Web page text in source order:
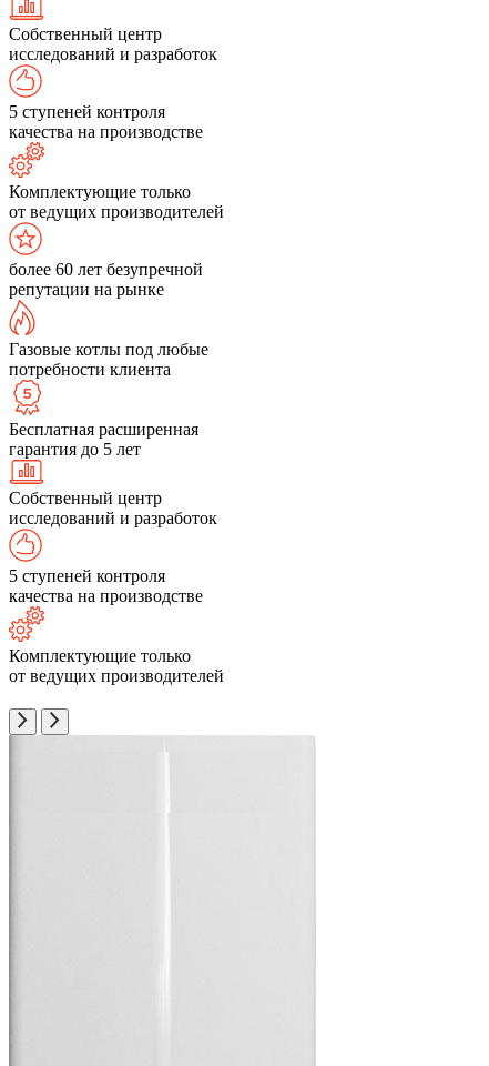
Собственный центр
исследований и разработок
5 ступеней контроля
качества на производстве
Комплектующие только
от ведущих производителей
более 60 лет безупречной
репутации на рынке
Газовые котлы под любые
потребности клиента
Бесплатная расширенная
гарантия до 5 лет
Собственный центр
исследований и разработок
5 ступеней контроля
качества на производстве
Комплектующие только
от ведущих производителей